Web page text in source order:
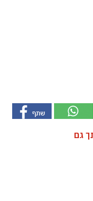
גם